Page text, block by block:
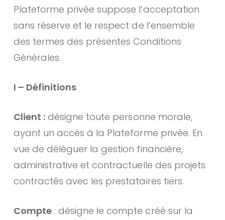
Plateforme privée suppose l’acceptation
sans réserve et le respect de l’ensemble
des termes des présentes Conditions
Générales.
I – Définitions
Client : désigne toute personne morale,
ayant un accès à la Plateforme privée. En
vue de déléguer la gestion financière,
administrative et contractuelle des projets
contractés avec les prestataires tiers.
Compte : désigne le compte créé sur la